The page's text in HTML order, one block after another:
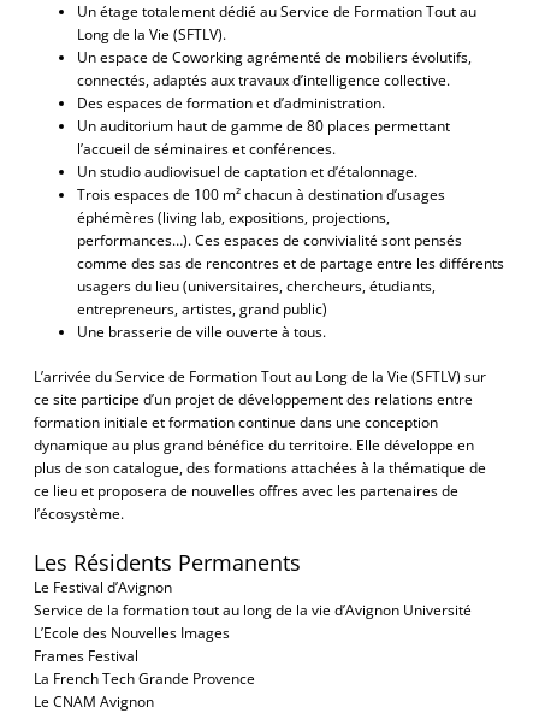
Un étage totalement dédié au Service de Formation Tout au
Long de la Vie (SFTLV).
Un espace de Coworking agrémenté de mobiliers évolutifs,
connectés, adaptés aux travaux d’intelligence collective.
Des espaces de formation et d’administration.
Un auditorium haut de gamme de 80 places permettant
l’accueil de séminaires et conférences.
Un studio audiovisuel de captation et d’étalonnage.
Trois espaces de 100 m² chacun à destination d’usages
éphémères (living lab, expositions, projections,
performances…). Ces espaces de convivialité sont pensés
comme des sas de rencontres et de partage entre les différents
usagers du lieu (universitaires, chercheurs, étudiants,
entrepreneurs, artistes, grand public)
Une brasserie de ville ouverte à tous.
L’arrivée du Service de Formation Tout au Long de la Vie (SFTLV) sur
ce site participe d’un projet de développement des relations entre
formation initiale et formation continue dans une conception
dynamique au plus grand bénéfice du territoire. Elle développe en
plus de son catalogue, des formations attachées à la thématique de
ce lieu et proposera de nouvelles offres avec les partenaires de
l’écosystème.
Les Résidents Permanents
Le Festival d’Avignon
Service de la formation tout au long de la vie d’Avignon Université
L’Ecole des Nouvelles Images
Frames Festival
La French Tech Grande Provence
Le CNAM Avignon